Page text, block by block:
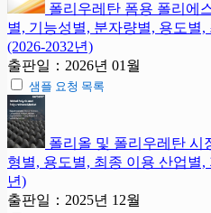
폴리우레탄 폼용 폴리에
별, 기능성별, 분자량별, 용도별
(2026-2032년)
출판일：2026년 01월
샘플 요청 목록
폴리올 및 폴리우레탄 시
형별, 용도별, 최종 이용 산업별,
년)
출판일：2025년 12월